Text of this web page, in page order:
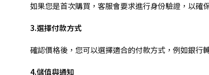
如果您是首次購買，客服會要求進行身份驗證，以確
3.選擇付款方式
確認價格後，您可以選擇適合的付款方式，例如銀行
4.儲值與通知